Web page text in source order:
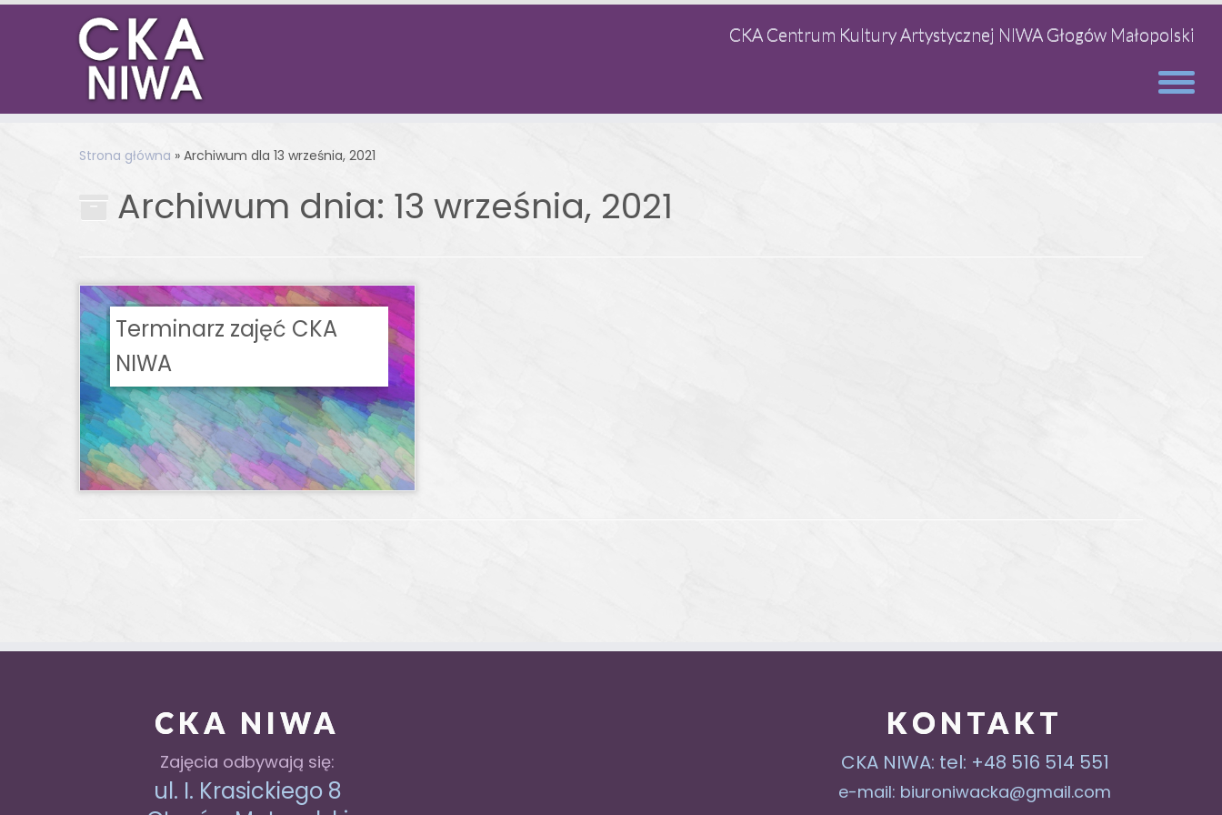
CKA Centrum Kultury Artystycznej NIWA Głogów Małopolski
Strona główna » Archiwum dla 13 września, 2021
Archiwum dnia: 13 września, 2021
Terminarz zajęć CKA
NIWA
CKA NIWA
Zajęcia odbywają się:
ul. I. Krasickiego 8
KONTAKT
CKA NIWA: tel: +48 516 514 551
e-mail: biuroniwacka@gmail.com